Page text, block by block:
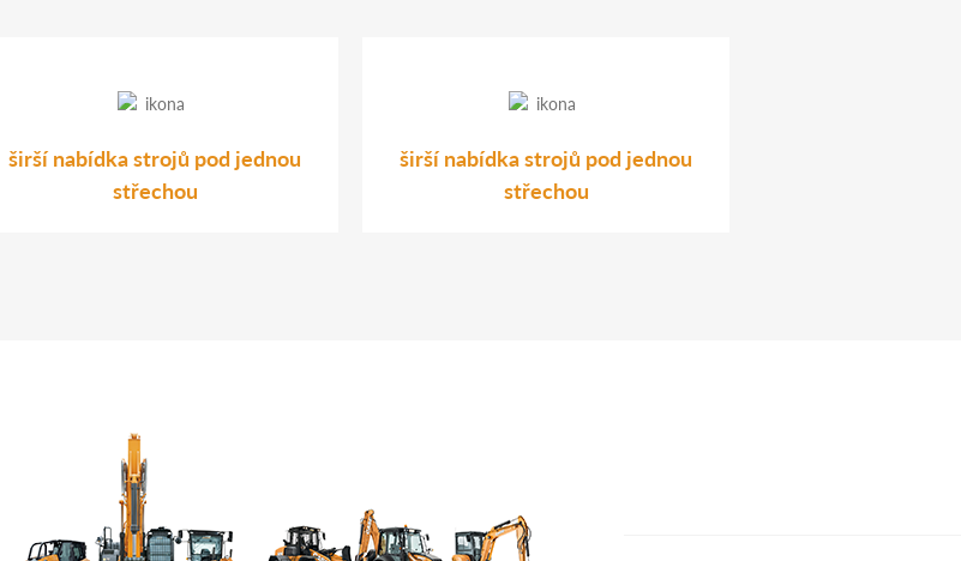
širší nabídka strojů pod jednou
střechou
širší nabídka strojů pod jednou
střechou